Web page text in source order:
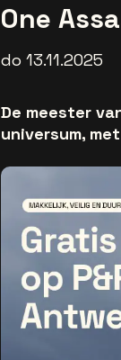
One
do 13.11.2025
De meester
universum,